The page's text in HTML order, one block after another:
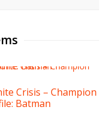
Crisis – Champion
Batman